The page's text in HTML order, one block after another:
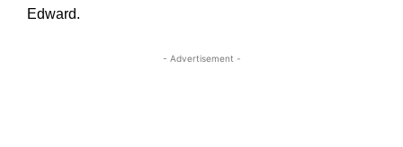
Edward.
- Advertisement -